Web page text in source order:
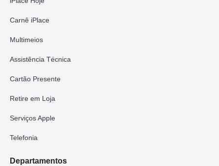
Carnê iPlace
Multimeios
Assistência Técnica
Cartão Presente
Retire em Loja
Serviços Apple
Telefonia
Departamentos